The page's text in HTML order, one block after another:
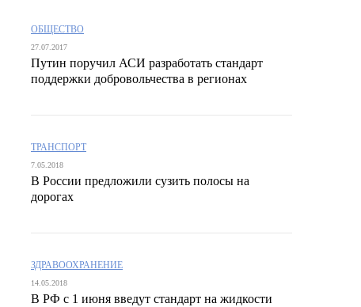
ОБЩЕСТВО
27.07.2017
Путин поручил АСИ разработать стандарт
поддержки добровольчества в регионах
ТРАНСПОРТ
7.05.2018
В России предложили сузить полосы на
дорогах
ЗДРАВООХРАНЕНИЕ
14.05.2018
В РФ с 1 июня введут стандарт на жидкости